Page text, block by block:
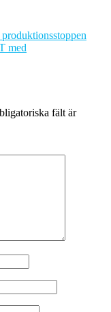
med
fält är